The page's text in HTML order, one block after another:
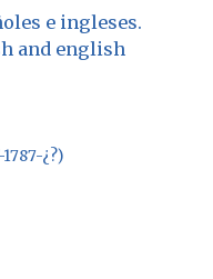
e ingleses.
and english
¿?)